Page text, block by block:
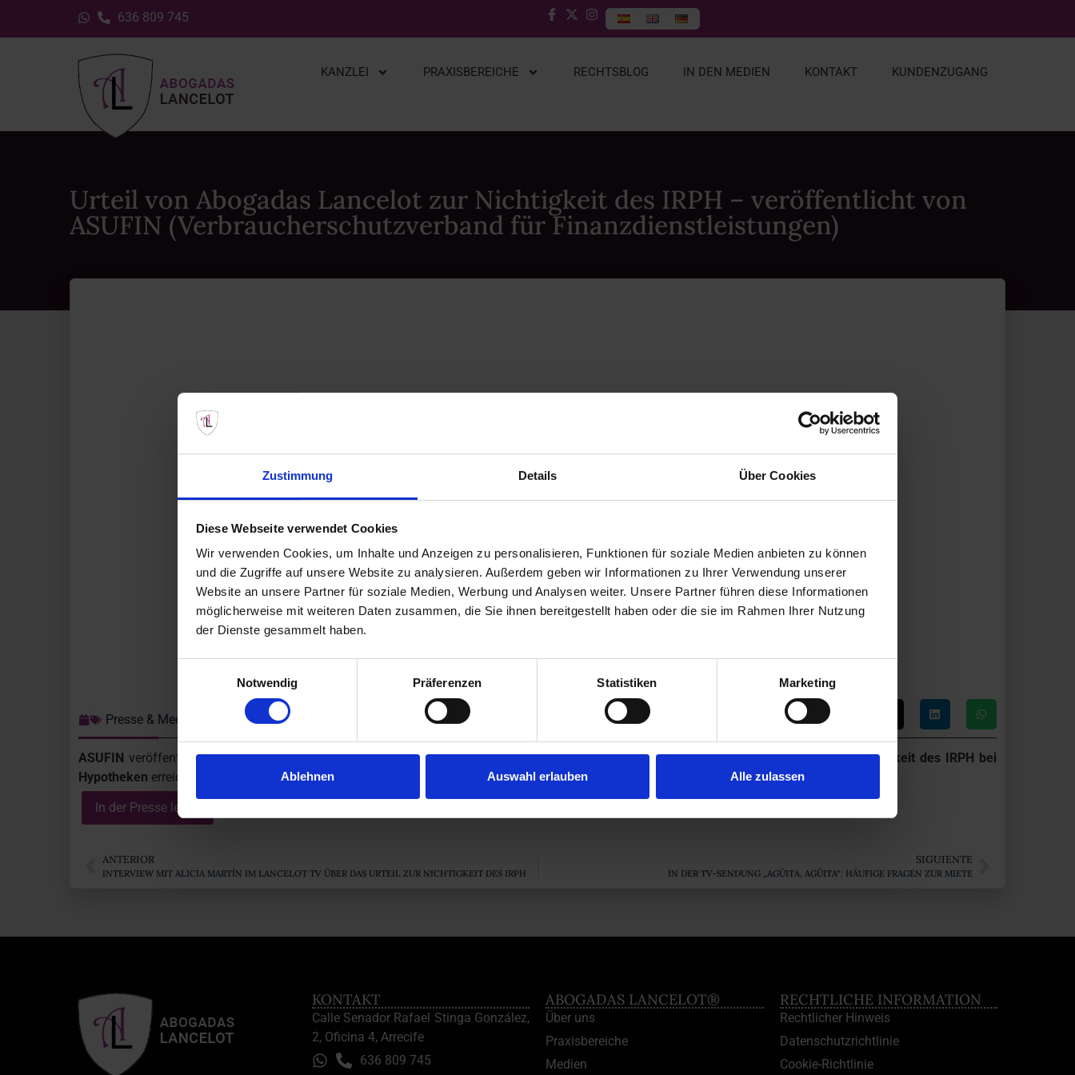
Zustimmung Details Über Cookies
Diese Webseite verwendet Cookies
Wir verwenden Cookies, um Inhalte und Anzeigen zu personalisieren, Funktionen für soziale Medien anbieten zu können
und die Zugriffe auf unsere Website zu analysieren. Außerdem geben wir Informationen zu Ihrer Verwendung unserer
Website an unsere Partner für soziale Medien, Werbung und Analysen weiter. Unsere Partner führen diese Informationen
möglicherweise mit weiteren Daten zusammen, die Sie ihnen bereitgestellt haben oder die sie im Rahmen Ihrer Nutzung
der Dienste gesammelt haben.
Notwendig
Präferenzen Statistiken Marketing
Ablehnen Auswahl erlauben Alle zulassen
636 809 745
KANZLEI PRAXISBEREICHE RECHTSBLOG IN DEN MEDIEN KONTAKT KUNDENZUGANG
Urteil von Abogadas Lancelot zur Nichtigkeit des IRPH – veröffentlicht von
ASUFIN (Verbraucherschutzverband für Finanzdienstleistungen)
Presse & Medien
ASUFIN veröffentlicht in ihrer landesweiten Datenbank das wichtige Urteil, das von ABOGADAS LANCELOT erwirkt wurde, in demdie Nichtigkeit des IRPH bei
Hypotheken erreicht wurde. Vielen Dank für das Vertrauen, ASUFIN!
In der Presse lesen
ANTERIOR
INTERVIEW MIT ALICIA MARTÍN IM LANCELOT TV ÜBER DAS URTEIL ZUR NICHTIGKEIT DES IRPH
SIGUIENTE
IN DER TV-SENDUNG „AGÜITA, AGÜITA“: HÄUFIGE FRAGEN ZUR MIETE
KONTAKT
Calle Senador Rafael Stinga González,
2, Oficina 4, Arrecife
636 809 745
ABOGADAS LANCELOT®
Über uns
Praxisbereiche
Medien
RECHTLICHE INFORMATION
Rechtlicher Hinweis
Datenschutzrichtlinie
Cookie-Richtlinie